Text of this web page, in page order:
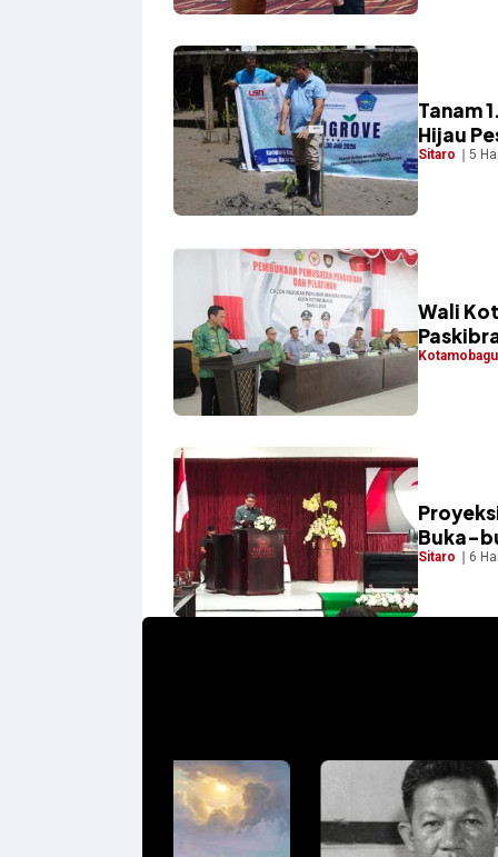
Tanam
Hijau
Sitaro 5
Wali
Kotamobagu
Buka-
Sitaro 6